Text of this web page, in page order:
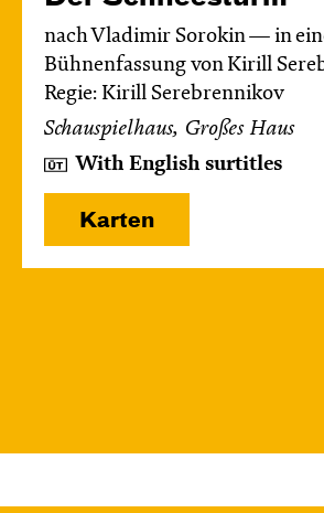
nach Vladimir Sorokin — in
Bühnenfassung von Kirill
Regie: Kirill Serebrennikov
Schauspielhaus, Großes Haus
With English surtitles
Karten